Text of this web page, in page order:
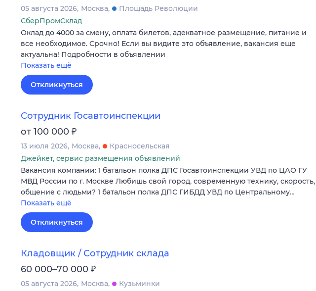
05 августа 2026 Москва
Площадь Революции
СберПромСклад
Оклад до 4000 за смену, оплата билетов, адекватное размещение, питание и
все необходимое. Срочно! Если вы видите это объявление, вакансия еще
актуальна! Подробности в объявлении
Показать ещё
Откликнуться
Сотрудник Госавтоинспекции
от 100 000 ₽
13 июля 2026 Москва
Красносельская
Джейкет, сервис размещения объявлений
Вакансия компании: 1 батальон полка ДПС Госавтоинспекции УВД по ЦАО ГУ
МВД России по г. Москве Любишь свой город, современную технику, скорость,
общение с людьми? 1 батальон полка ДПС ГИБДД УВД по Центральному…
Показать ещё
Откликнуться
Кладовщик / Сотрудник склада
60 000–70 000 ₽
05 августа 2026 Москва
Кузьминки